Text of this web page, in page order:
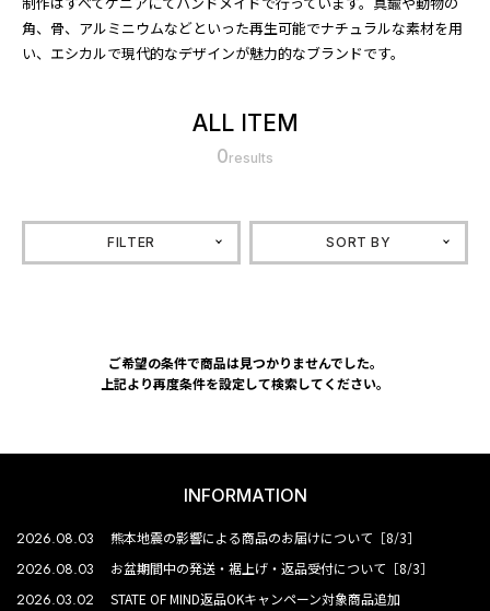
角、骨、アルミニウムなどといった再生可能でナチュラルな素材を用
い、エシカルで現代的なデザインが魅力的なブランドです。
ALL ITEM
0results
FILTER SORT BY
ご希望の条件で商品は見つかりませんでした。
上記より再度条件を設定して検索してください。
INFORMATION
2026.08.03 熊本地震の影響による商品のお届けについて［8/3］
2026.08.03 お盆期間中の発送・裾上げ・返品受付について［8/3］
2026.03.02 STATE OF MIND返品OKキャンペーン対象商品追加